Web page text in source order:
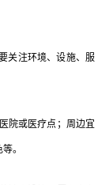
关注环境、设施、服
院或医疗点；周边宜
。